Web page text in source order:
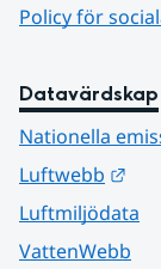
Policy för
Datavärdskap
Nationella
Luftwebb
Luftmiljödata
VattenWebb